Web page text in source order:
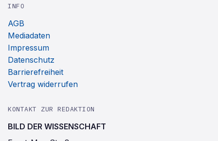
INFO
AGB
Mediadaten
Impressum
Datenschutz
Barrierefreiheit
Vertrag widerrufen
KONTAKT ZUR REDAKTION
BILD DER WISSENSCHAFT